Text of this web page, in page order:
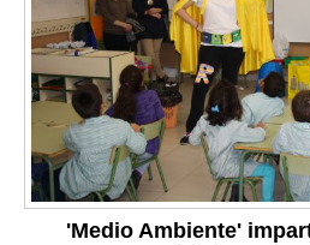
'Medio Ambiente'